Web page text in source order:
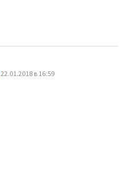
22.01.2018 в 16:59